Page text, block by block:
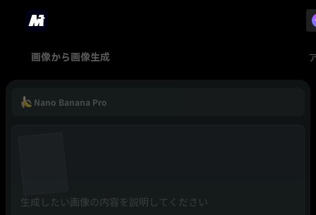
画像から画像生成
Nano Banana Pro